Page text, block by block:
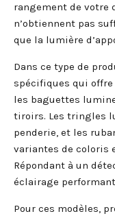
rangement de votre
n’obtiennent pas
que la lumière
Dans ce type de
spécifiques qui
les baguettes
tiroirs. Les tringles
penderie, et les
variantes de coloris
Répondant à un
éclairage
Pour ces modèles,